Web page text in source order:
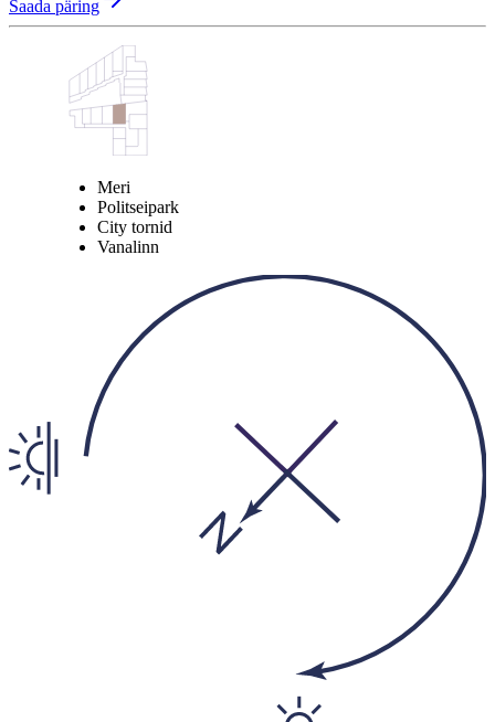
Saada päring
Meri
Politseipark
City tornid
Vanalinn